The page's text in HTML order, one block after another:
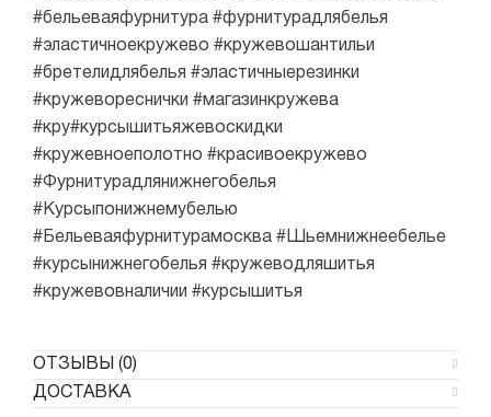
#бельеваяфурнитура #фурнитурадлябелья
#эластичноекружево #кружевошантильи
#бретелидлябелья #эластичныерезинки
#кружевореснички #магазинкружева
#кру#курсышитьяжевоскидки
#кружевноеполотно #красивоекружево
#Фурнитурадлянижнегобелья
#Курсыпонижнемубелью
#Бельеваяфурнитурамосква #Шьемнижнеебелье
#курсынижнегобелья #кружеводляшитья
#кружевовналичии #курсышитья
ОТЗЫВЫ (0)
ДОСТАВКА